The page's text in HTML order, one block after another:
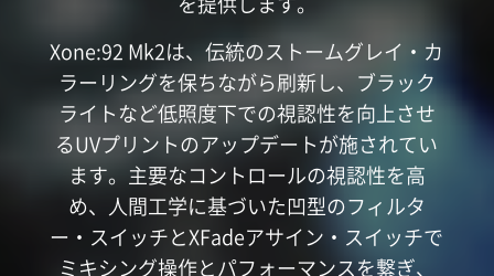
Xone:92 Mk2は、伝統のストームグレイ・カ
ラーリングを保ちながら刷新し、ブラック
ライトなど低照度下での視認性を向上させ
るUVプリントのアップデートが施されてい
ます。主要なコントロールの視認性を高
め、人間工学に基づいた凹型のフィルタ
ー・スイッチとXFadeアサイン・スイッチで
ミキシング操作とパフォーマンスを繋ぎ、